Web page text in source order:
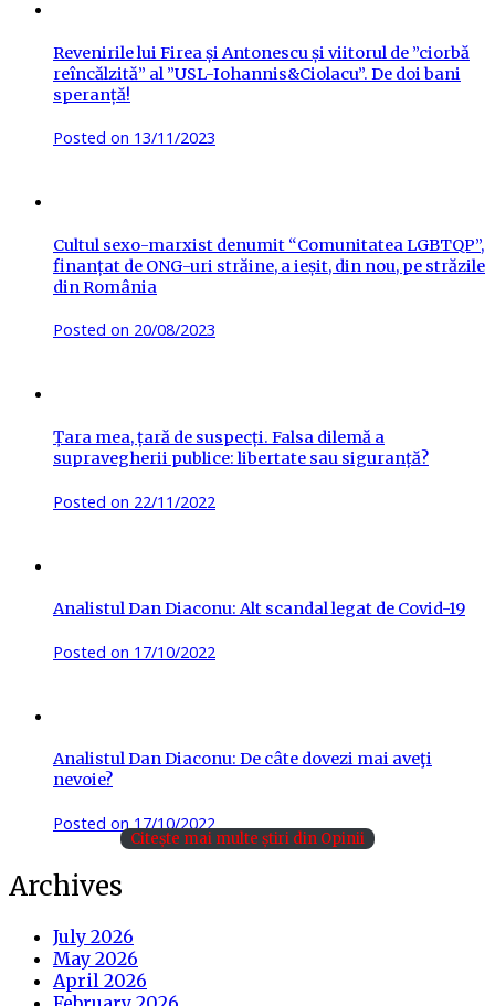
Revenirile lui Firea și Antonescu și viitorul de ”ciorbă
reîncălzită” al ”USL-Iohannis&Ciolacu”. De doi bani
speranță!
Posted on 13/11/2023
Cultul sexo-marxist denumit “Comunitatea LGBTQP”,
finanțat de ONG-uri străine, a ieșit, din nou, pe străzile
din România
Posted on 20/08/2023
Țara mea, țară de suspecți. Falsa dilemă a
supravegherii publice: libertate sau siguranță?
Posted on 22/11/2022
Analistul Dan Diaconu: Alt scandal legat de Covid-19
Posted on 17/10/2022
Analistul Dan Diaconu: De câte dovezi mai aveţi
nevoie?
Posted on 17/10/2022
Citește mai multe știri din Opinii
Archives
July 2026
May 2026
April 2026